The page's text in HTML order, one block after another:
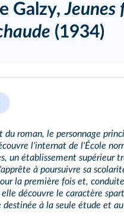
Galzy,Jeunes
(1934)
du roman, le personnage
l'internat de l'École
un établissement supérieur
à poursuivre sa
la première fois et,
elle découvre le caractère
destinée à la seule étude et